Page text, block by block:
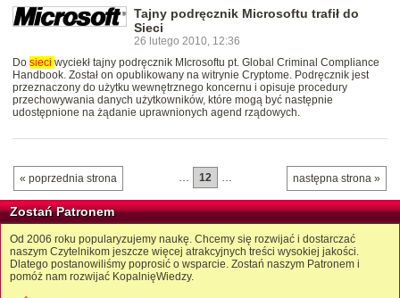
Tajny podręcznik Microsoftu trafił do
Sieci
26 lutego 2010, 12:36
Do sieci wyciekł tajny podręcznik MIcrosoftu pt. Global Criminal Compliance
Handbook. Został on opublikowany na witrynie Cryptome. Podręcznik jest
przeznaczony do użytku wewnętrznego koncernu i opisuje procedury
przechowywania danych użytkowników, które mogą być następnie
udostępnione na żądanie uprawnionych agend rządowych.
« poprzednia strona następna strona »
… 12 …
Zostań Patronem
Od 2006 roku popularyzujemy naukę. Chcemy się rozwijać i dostarczać
naszym Czytelnikom jeszcze więcej atrakcyjnych treści wysokiej jakości.
Dlatego postanowiliśmy poprosić o wsparcie. Zostań naszym Patronem i
pomóż nam rozwijać KopalnięWiedzy.